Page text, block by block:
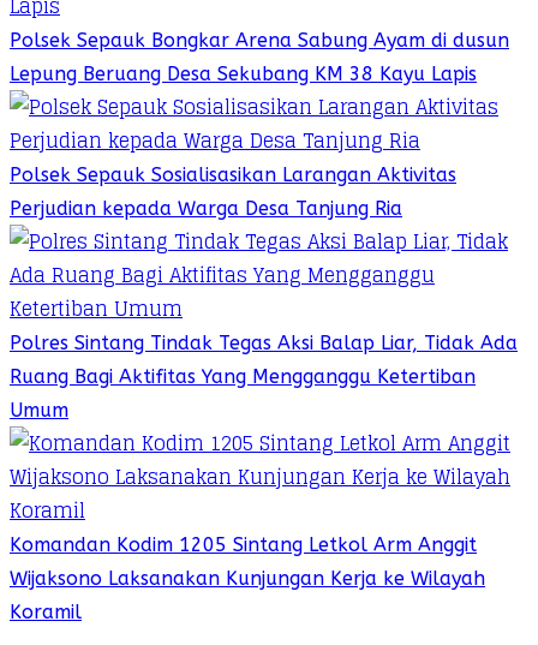
Polsek Sepauk Bongkar Arena Sabung Ayam di dusun
Lepung Beruang Desa Sekubang KM 38 Kayu Lapis
Polsek Sepauk Sosialisasikan Larangan Aktivitas
Perjudian kepada Warga Desa Tanjung Ria
Polres Sintang Tindak Tegas Aksi Balap Liar, Tidak Ada
Ruang Bagi Aktifitas Yang Mengganggu Ketertiban
Umum
Komandan Kodim 1205 Sintang Letkol Arm Anggit
Wijaksono Laksanakan Kunjungan Kerja ke Wilayah
Koramil